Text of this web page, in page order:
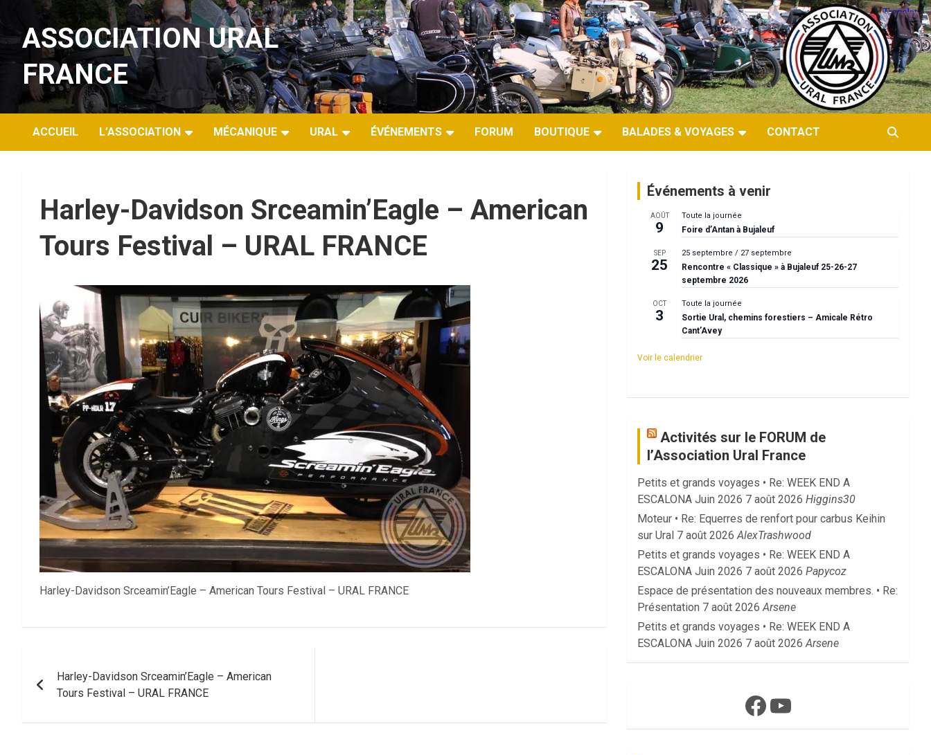
au
contenuASSOCIATION URAL
FRANCE
ACCUEIL L’ASSOCIATION MÉCANIQUE URAL ÉVÉNEMENTS FORUM BOUTIQUE BALADES & VOYAGES CONTACT
Harley-Davidson Srceamin’Eagle – American
Tours Festival – URAL FRANCE
Harley-Davidson Srceamin’Eagle – American Tours Festival – URAL FRANCE
de
Harley-Davidson Srceamin’Eagle – American
Tours Festival – URAL FRANCE
Événements à venir
AOÛT
9
Toute la journée
Foire d’Antan à Bujaleuf
SEP
25
25 septembre / 27 septembre
Rencontre « Classique » à Bujaleuf 25-26-27
septembre 2026
OCT
3
Toute la journée
Sortie Ural, chemins forestiers – Amicale Rétro
Cant’Avey
Voir le calendrier
Activités sur le FORUM de
l’Association Ural France
Petits et grands voyages • Re: WEEK END A
ESCALONA Juin 2026 7 août 2026 Higgins30
Moteur • Re: Equerres de renfort pour carbus Keihin
sur Ural 7 août 2026 AlexTrashwood
Petits et grands voyages • Re: WEEK END A
ESCALONA Juin 2026 7 août 2026 Papycoz
Espace de présentation des nouveaux membres. • Re:
Présentation 7 août 2026 Arsene
Petits et grands voyages • Re: WEEK END A
ESCALONA Juin 2026 7 août 2026 Arsene
Facebook
YouTube